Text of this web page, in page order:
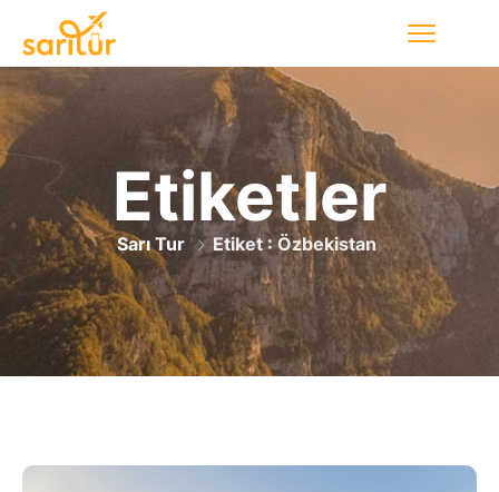
Etiketler
Sarı Tur Etiket : Özbekistan